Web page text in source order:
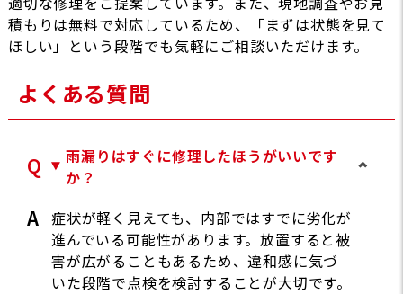
積もりは無料で対応しているため、「まずは状態を見て
ほしい」という段階でも気軽にご相談いただけます。
よくある質問
雨漏りはすぐに修理したほうがいいです
か？
症状が軽く見えても、内部ではすでに劣化が
進んでいる可能性があります。放置すると被
害が広がることもあるため、違和感に気づ
いた段階で点検を検討することが大切です。